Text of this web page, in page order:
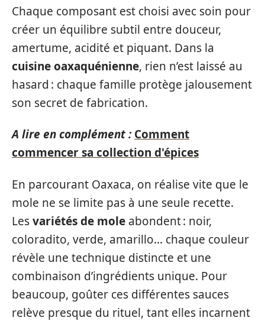
Chaque composant est choisi avec soin pour
créer un équilibre subtil entre douceur,
amertume, acidité et piquant. Dans la
cuisine oaxaquénienne, rien n’est laissé au
hasard : chaque famille protège jalousement
son secret de fabrication.
A lire en complément : Comment
commencer sa collection d'épices
En parcourant Oaxaca, on réalise vite que le
mole ne se limite pas à une seule recette.
Lesvariétés de mole abondent : noir,
coloradito, verde, amarillo… chaque couleur
révèle une technique distincte et une
combinaison d’ingrédients unique. Pour
beaucoup, goûter ces différentes sauces
relève presque du rituel, tant elles incarnent